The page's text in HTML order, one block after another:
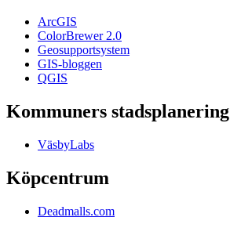
ArcGIS
ColorBrewer 2.0
Geosupportsystem
GIS-bloggen
QGIS
Kommuners stadsplanering
VäsbyLabs
Köpcentrum
Deadmalls.com